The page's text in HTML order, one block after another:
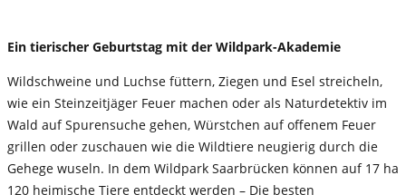
Ein tierischer Geburtstag mit der Wildpark-Akademie
Wildschweine und Luchse füttern, Ziegen und Esel streicheln,
wie ein Steinzeitjäger Feuer machen oder als Naturdetektiv im
Wald auf Spurensuche gehen, Würstchen auf offenem Feuer
grillen oder zuschauen wie die Wildtiere neugierig durch die
Gehege wuseln. In dem Wildpark Saarbrücken können auf 17 ha
120 heimische Tiere entdeckt werden – Die besten